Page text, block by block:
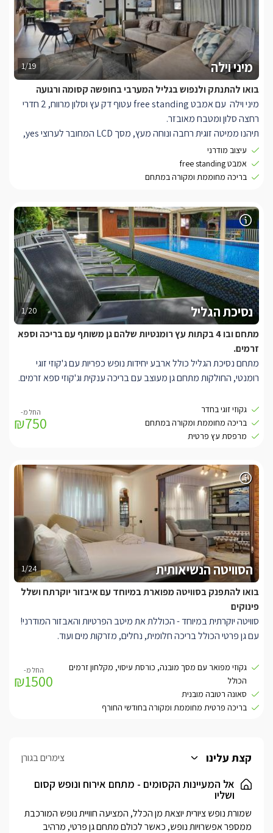
1/20 נסיכת הגליל
מתחם ובו 4 בקתות עץ רומנטיות שלהם גן משותף עם בריכה וספא
זרמים.
מתחם נסיכת הגליל כולל ארבע יחידות נופש כפריות עם ג'קוזי זוגי
רומנטי, החולקות מתחם גן מעוצב עם בריכה ענקית וג'קוזי ספא זרמים.
מיטת עץ איכותית וגדולה, מסך LCD בערוצי yes, ג'קוזי רומנטי הבנוי
בתוך אבן עתיקה, פינת קפה, חדר רחצה מהודר, שולחן סעודה מעוצב,
לאורחי המתחם, תהנו מבריכת שחייה ענקית ומפוארת , ג'קוזי ספא ענק
ומקורה, מיטות שיזוף ופינות ישיבה איכותיות, שולחן אוכל מקורה, נדנדות
רומנטיות, צמחייה מרהיבה ומטופחת.
גקוזי זוגי בחדר
בריכה מחוממת ומקורה במתחם
מרפסת עץ פרטית
₪750
1/24 הסוויטה הנשיאותית
בואו להתפנק בסוויטה מפוארת במיוחד עם איבזור יוקרתח ושלל
פינוקים
סוויטה יוקרתית במיוחד - הכוללת את מיטב הפרטיות והאבזור המודרני!
עם גן פרטי הכולל בריכה חלומית, נחלים, מזרקות מים ועוד.
בסוויטה תיהנו ממיטת הולנדיה יוקרתית מתכווננת (2/1.8(, ג'קוזי ספא
עגול מפואר הכולל מסך טלוויזיה מובנה, כורסת עיסוי מקצועית מבית
American Comfort, סלון עור איכותי המשקיף לבריכה וכולל חלון
וכולל בר ישיבה מעוצב, מתקן מים, מכונת אספרסו, מקרר, מיקרוגל,
כיריים קרמיות, טוסטר אובן, פינת קפה וכלי מטבח עשויים שיש מעוצב,
ארון בגדים, שידות אחסון וטואלט. במתחם הגן הפרטי לסוויטה תיהנו
מבריכת שחייה ענקית מחוממת ומקורה בחורף' פינות ישיבה איכותיות
ומיטות שיזוף' נדנדות רומנטיות' נחלים קטנים, צמחייה מטופחת ומזרקות
מים' חנייה פרטית מקורה עם תריס חשמלי ופרגולה המובילה עד
גקוזי מפואר עם מסך מובנה, כורסת עיסוי, מקלחון זרמים
הכולל
סאונה רטובה מובנית
בריכה פרטית מחוממת ומקורה בחודשי החורף
₪1500
1/19 מיני וילה
בואו להתנתק ולנפוש בגליל המערבי בחופשה קסומה ורגועה
מיני וילה עם אמבט free standing עטוף דק עץ וסלון מרווח, 2 חדרי
רחצה סלון ומטבח מאובזר.
תיהנו ממיטה זוגית רחבה ונוחה מעץ, מסך LCD המחובר לערוצי yes,
פינת סלון נוחה, חדרי רחצה מפנקים, שולחן סעודה, מטבח מאובזר
הכולל: מקרר, מקרוגל, פינת קפה וכלי מטבח.
עיצוב מודרני
אמבט free standing
בריכה מחוממת ומקורה במתחם
קצת עלינו צימרים בגורן
אל המעיינות הקסומים - מתחם אירוח ונופש קסום
ושליו